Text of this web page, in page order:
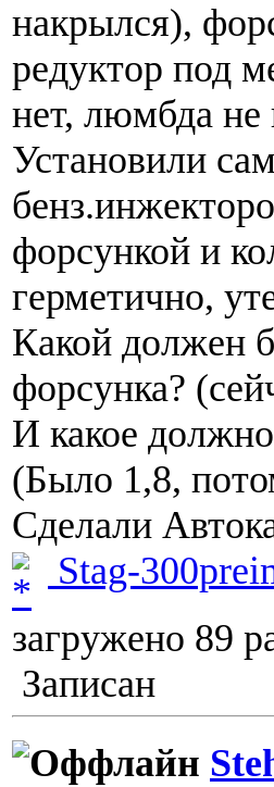
накрылся),
редуктор под
нет, люмбда
Установили
бенз.инжекторо
форсункой и
герметично,
Какой должен
форсунка?
И какое
(Было 1,8,
Сделали
Stag-
загружено 89
Записан